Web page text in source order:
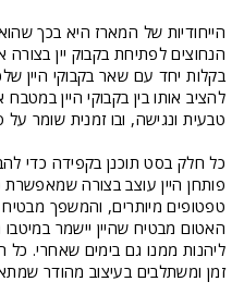
הייחודיות של המארז היא בכך
הנחוצים לפתיחת בקבוק יין
בקלות יחד עם שאר בקבוקי היין
להציב אותו בין בקבוקי היין
טבעית ונגישה, ובו זמנית שומר על
כל חלק בסט תוכנן בקפידה כדי
פותחן היין עוצב בצורה
טפטופים מיותרים, והמשפך מבטיח
האטום מבטיח שהיין יישמר
ליהנות ממנו גם בימים שאחרי. כל
זמן ומשתלבים בעיצוב מהודר